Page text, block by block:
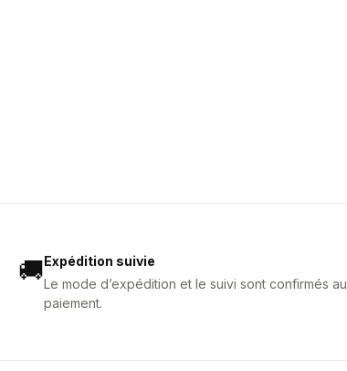
🚚Expédition suivie
Le mode d’expédition et le suivi sont confirmés au
paiement.